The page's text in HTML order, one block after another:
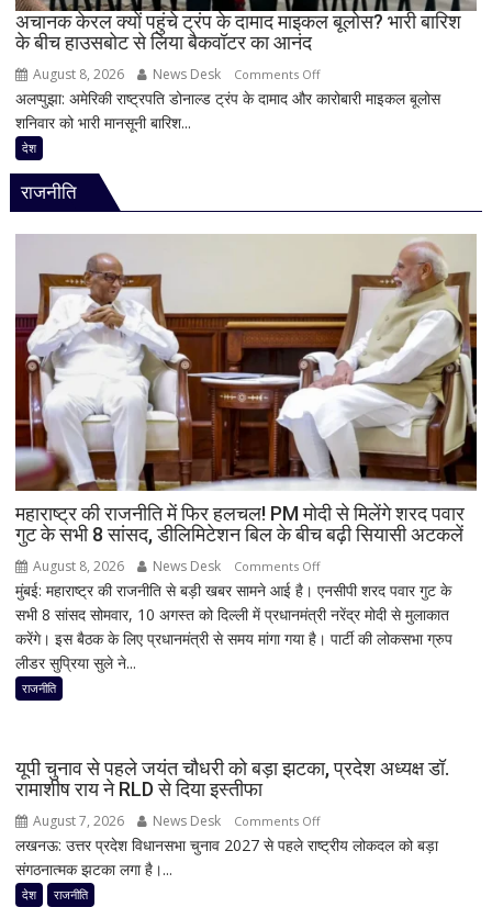
करता
परिसीमन
अचानक केरल क्यों पहुंचे ट्रंप के दामाद माइकल बूलोस? भारी बारिश
के बीच हाउसबोट से लिया बैकवॉटर का आनंद
August 8, 2026 News Desk Comments Offon
अचानक
के
भारी
बारिश
के
बीच
हाउसबोट
से
लिया
बैकवॉटर
का
आनंद
अलप्पुझा: अमेरिकी राष्ट्रपति डोनाल्ड ट्रंप के दामाद और कारोबारी माइकल बूलोस
शनिवार को भारी मानसूनी बारिश...
देश
राजनीति
महाराष्ट्र की राजनीति में फिर हलचल! PM मोदी से मिलेंगे शरद पवार
गुट के सभी 8 सांसद, डीलिमिटेशन बिल के बीच बढ़ी सियासी अटकलें
August 8, 2026 News Desk Comments Offon
महाराष्ट्र
की
राजनीति
से
पवार
मुंबई: महाराष्ट्र की राजनीति से बड़ी खबर सामने आई है। एनसीपी शरद पवार गुट के
सभी 8 सांसद सोमवार, 10 अगस्त को दिल्ली में प्रधानमंत्री नरेंद्र मोदी से मुलाकात
करेंगे। इस बैठक के लिए प्रधानमंत्री से समय मांगा गया है। पार्टी की लोकसभा ग्रुप
लीडर सुप्रिया सुले ने...
राजनीति
यूपी चुनाव से पहले जयंत चौधरी को बड़ा झटका, प्रदेश अध्यक्ष डॉ.
रामाशीष राय ने RLD से दिया इस्तीफा
August 7, 2026 News Desk Comments Offon
यूपी
लखनऊ: उत्तर प्रदेश विधानसभा चुनाव 2027 से पहले राष्ट्रीय लोकदल को बड़ा
संगठनात्मक झटका लगा है।...
देश राजनीति